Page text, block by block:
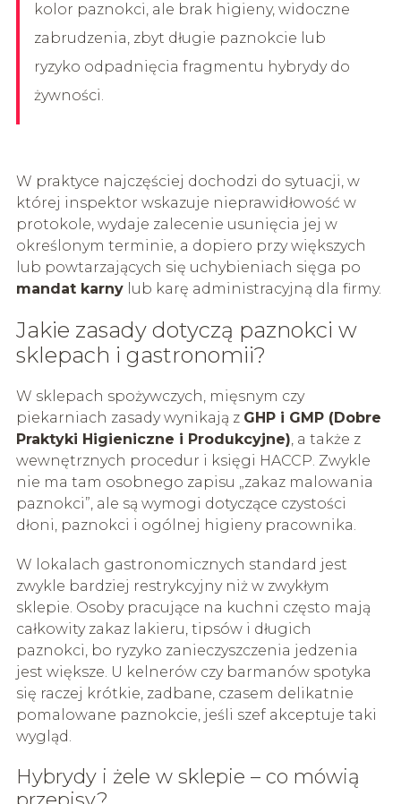
kolor paznokci, ale brak higieny, widoczne
zabrudzenia, zbyt długie paznokcie lub
ryzyko odpadnięcia fragmentu hybrydy do
żywności.
W praktyce najczęściej dochodzi do sytuacji, w
której inspektor wskazuje nieprawidłowość w
protokole, wydaje zalecenie usunięcia jej w
określonym terminie, a dopiero przy większych
lub powtarzających się uchybieniach sięga po
mandat karnylub karę administracyjną dla firmy.
Jakie zasady dotyczą paznokci w
sklepach i gastronomii?
W sklepach spożywczych, mięsnym czy
piekarniach zasady wynikają z GHP i GMP (Dobre
Praktyki Higieniczne i Produkcyjne), a także z
wewnętrznych procedur i księgi HACCP. Zwykle
nie ma tam osobnego zapisu „zakaz malowania
paznokci”, ale są wymogi dotyczące czystości
dłoni, paznokci i ogólnej higieny pracownika.
W lokalach gastronomicznych standard jest
zwykle bardziej restrykcyjny niż w zwykłym
sklepie. Osoby pracujące na kuchni często mają
całkowity zakaz lakieru, tipsów i długich
paznokci, bo ryzyko zanieczyszczenia jedzenia
jest większe. U kelnerów czy barmanów spotyka
się raczej krótkie, zadbane, czasem delikatnie
pomalowane paznokcie, jeśli szef akceptuje taki
wygląd.
Hybrydy i żele w sklepie – co mówią